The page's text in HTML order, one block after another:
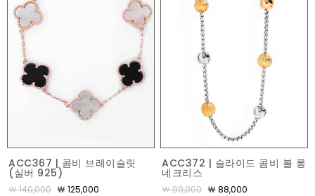
ACC367 | 콤비 브레이슬릿
(실버 925)
￦ 140,000 ￦ 125,000
ACC372 | 슬라이드 콤비 볼 롱
네크리스
￦ 99,000 ￦ 88,000